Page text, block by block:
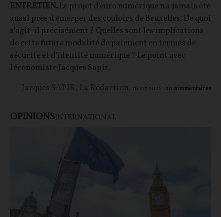
ENTRETIEN.Le projet d'euro numérique n'a jamais été
aussi près d'émerger des couloirs de Bruxelles. De quoi
s'agit-il précisément ? Quelles sont les implications
de cette future modalité de paiement en termes de
sécurité et d'identité numérique ? Le point avec
l'économiste Jacques Sapir.
Jacques SAPIR, La Rédaction 16/07/2026 20 commentaires
OPINIONSINTERNATIONAL